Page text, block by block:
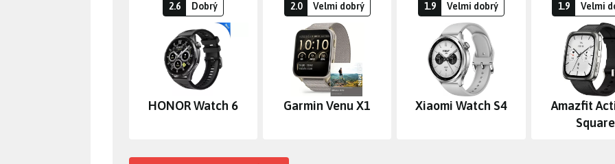
2.6 Dobrý
HONOR Watch 6
2.0 Velmi dobrý
Garmin Venu X1
1.9 Velmi dobrý
Xiaomi Watch S4
1.9 Velmi
Amazfit
Square